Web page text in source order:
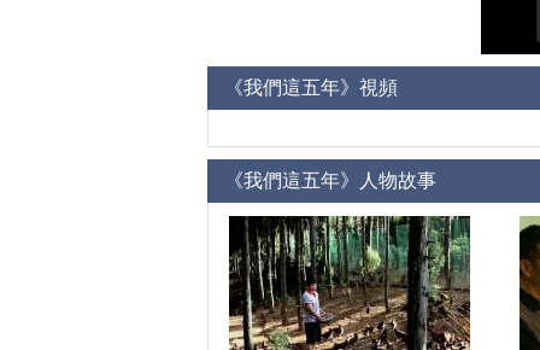
《我們這五年》視頻
《我們這五年》人物故事